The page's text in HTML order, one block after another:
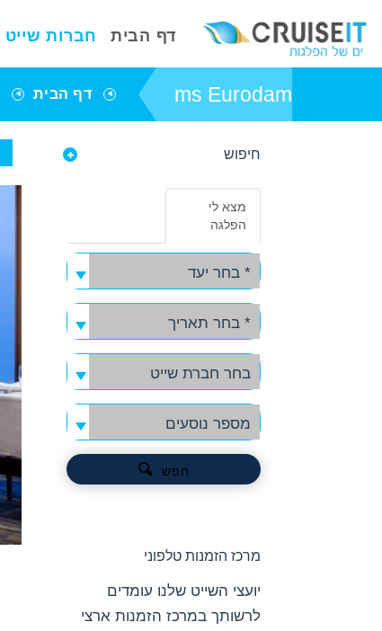
דף הבית חברות שייט
ms Eurodam דף הבית
חיפוש
מצא לי
הפלגה
* בחר יעד
* בחר תאריך
בחר חברת שייט
מספר נוסעים
חפש
מרכז הזמנות טלפוני
יועצי השייט שלנו עומדים
לרשותך במרכז הזמנות ארצי
אנטר כדי לדלג